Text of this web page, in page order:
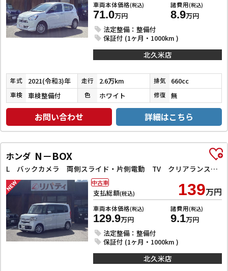
車両本体価格(税込)
71.0万円
諸費用(税込)
8.9万円
法定整備：整備付
保証付 (1ヶ月・1000km )
北久米店
年式 2021(令和3)年 走行 2.6万km 排気 660cc
車検 車検整備付 色 ホワイト 修復 無
お問い合わせ 詳細はこちら
ホンダ N－BOX
L バックカメラ 両側スライド・片側電動 TV クリアランスソナー オートクルーズコントロール レーンアシスト 衝突被害軽減システム オートライト スマートキー アイドリングストップ 電動格納ミラー
支払総額(税込) 139万円
車両本体価格(税込)
129.9万円
諸費用(税込)
9.1万円
法定整備：整備付
保証付 (1ヶ月・1000km )
中古車
北久米店